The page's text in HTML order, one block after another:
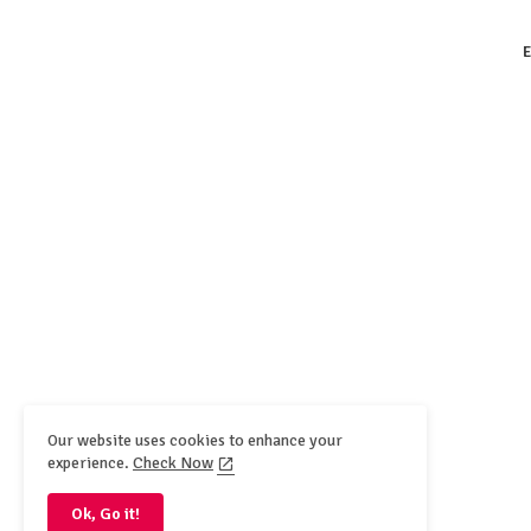
Our website uses cookies to enhance your
experience. Check Now
Ok, Go it!